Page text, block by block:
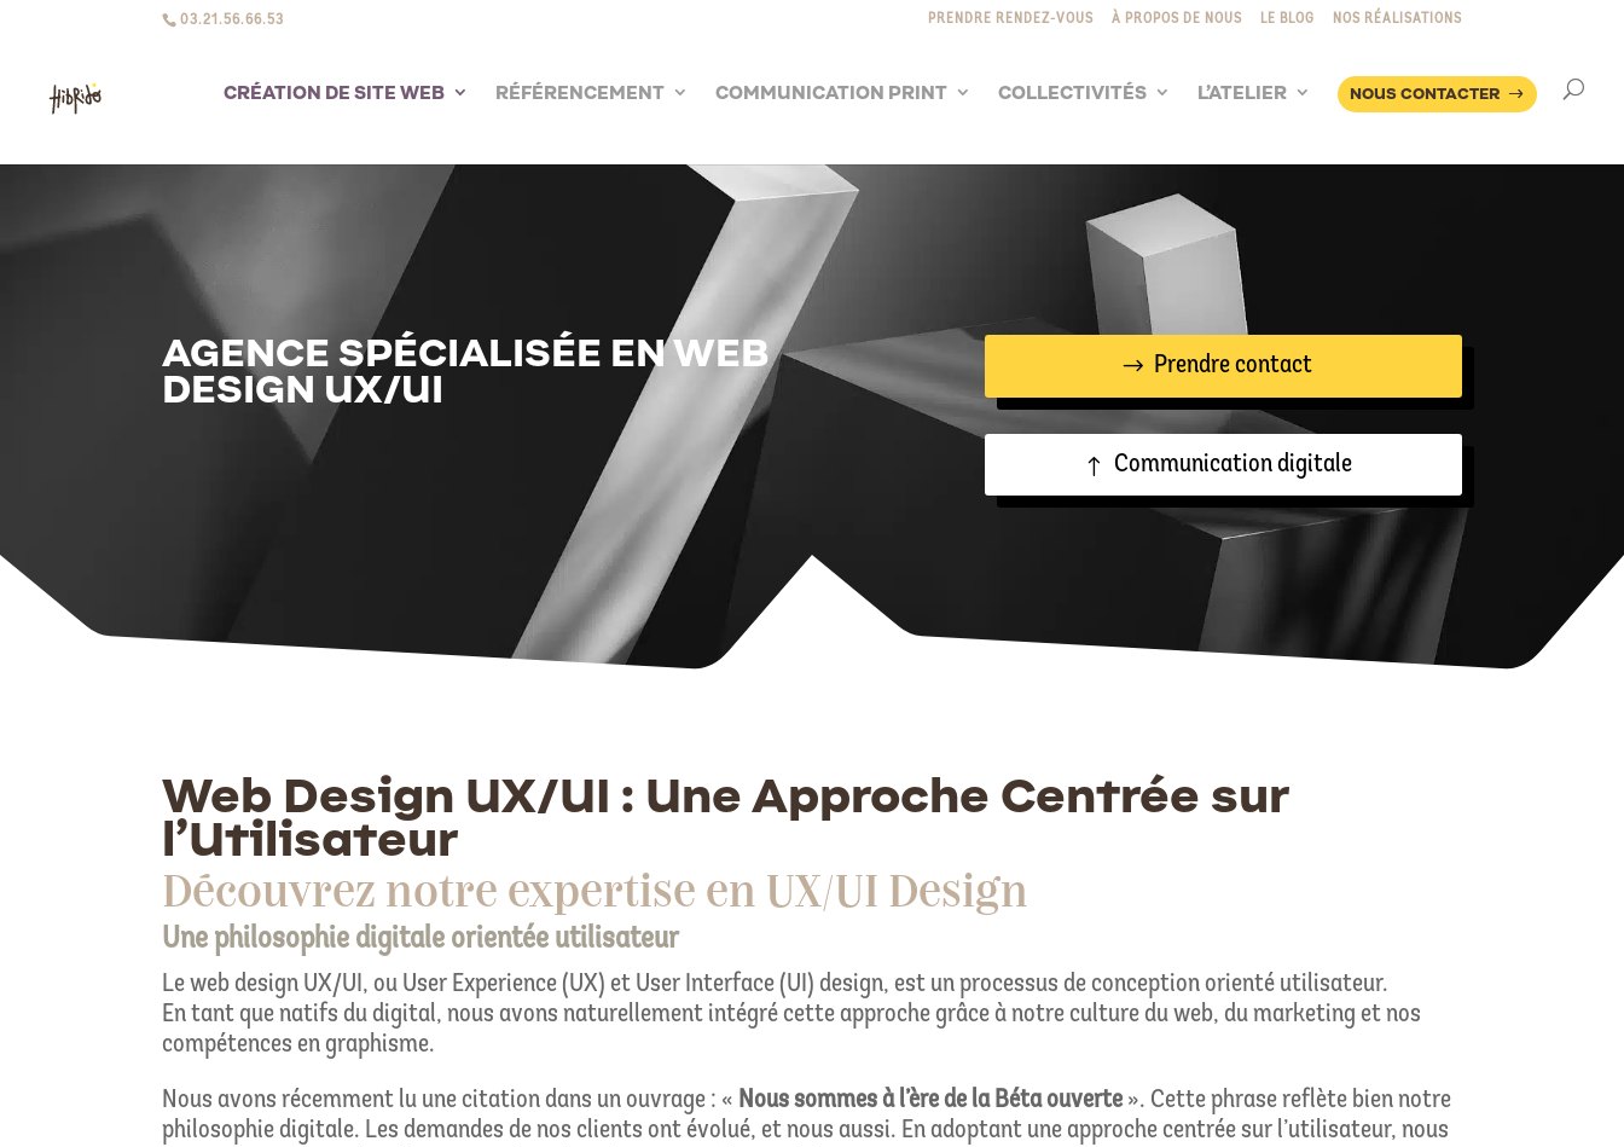
03.21.56.66.53 PRENDRE RENDEZ-VOUS À PROPOS DE NOUS LE BLOG NOS RÉALISATIONS
CRÉATION DE SITE WEB RÉFÉRENCEMENT COMMUNICATION PRINT COLLECTIVITÉS L’ATELIER NOUS CONTACTER
AGENCE SPÉCIALISÉE EN WEB
DESIGN UX/UI Prendre contact
Communication digitale
Web Design UX/UI : Une Approche Centrée sur
l’Utilisateur
Découvrez notre expertise en UX/UI Design
Une philosophie digitale orientée utilisateur
Le web design UX/UI, ou User Experience (UX) et User Interface (UI) design, est un processus de conception orienté utilisateur.
En tant que natifs du digital, nous avons naturellement intégré cette approche grâce à notre culture du web, du marketing et nos
compétences en graphisme.
Nous avons récemment lu une citation dans un ouvrage : « Nous sommes à l’ère de la Béta ouverte». Cette phrase reflète bien notre
philosophie digitale. Les demandes de nos clients ont évolué, et nous aussi. En adoptant une approche centrée sur l’utilisateur, nous